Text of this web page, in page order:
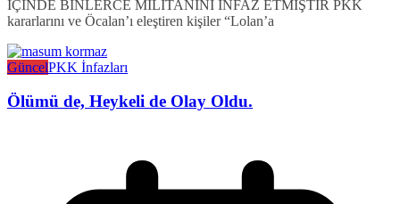
İÇİNDE BİNLERCE MİLİTANINI İNFAZ ETMİŞTİR PKK
kararlarını ve Öcalan’ı eleştiren kişiler “Lolan’a
GüncelPKK İnfazları
Ölümü de, Heykeli de Olay Oldu.